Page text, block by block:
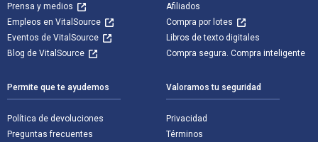
Prensa y medios
Empleos en VitalSource
Eventos de VitalSource
Blog de VitalSource
Afiliados
Compra por lotes
Libros de texto digitales
Compra segura. Compra inteligente
Permite que te ayudemos
Política de devoluciones
Preguntas frecuentes
Valoramos tu seguridad
Privacidad
Términos